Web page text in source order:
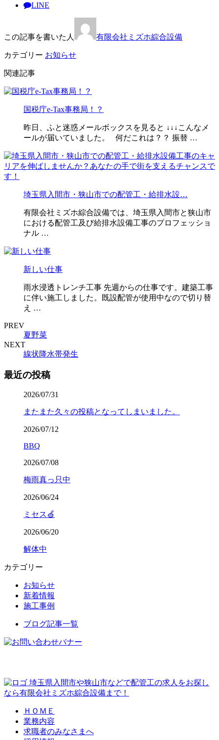
LINE
この記事を書いた人 有限会社ミズホ綜合設備
カテゴリー お知らせ
関連記事
国税庁e-Tax事務局！？
昨日、ふと迷惑メールボックスを見ると ↓↓↓こんなメ
ールが届いていました。 何だこれは？？ 振替 …
埼玉県入間市・狭山市での配管工・給排水設…
有限会社ミズホ綜合設備では、埼玉県入間市と狭山市
における配管工及び給排水設備工事のプロフェッショ
ナル …
新しい仕事
雨水浸透トレンチ工事 先週からの仕事です。建築工事
に伴い施工しました。既設配管が使用中なので切り替
え …
PREV
夏野菜
NEXT
線状降水帯発生
最近の投稿
2026/07/31
またまた久々の投稿となってしまいました。
2026/07/12
BBQ
2026/07/08
梅雨真っ只中
2026/06/24
ミセス🍏
2026/06/20
解体中
カテゴリー
お知らせ
新着情報
施工事例
ブログ記事一覧
埼玉県入間市や狭山市などで配管工の求人をお探し
なら有限会社ミズホ綜合設備まで！
ＨＯＭＥ
業務内容
求職者のみなさまへ